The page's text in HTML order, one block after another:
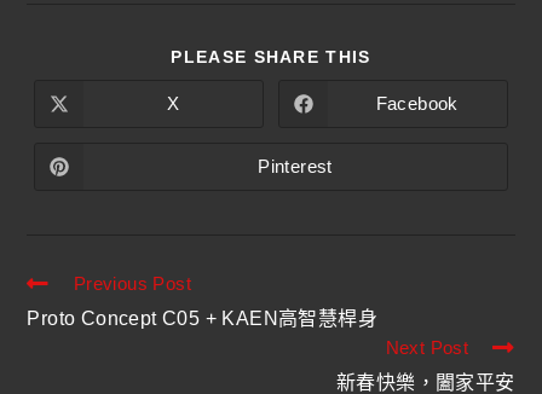
PLEASE SHARE THIS
X Facebook
Pinterest
Previous Post
Proto Concept C05 + KAEN高智慧桿身
Next Post
新春快樂，闔家平安